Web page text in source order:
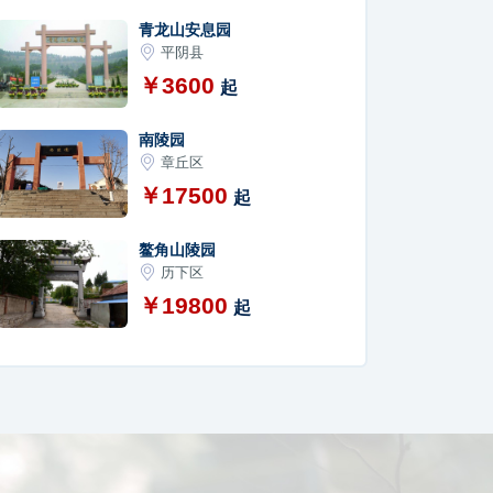
青龙山安息园
平阴县
￥3600 起
南陵园
章丘区
￥17500 起
鳌角山陵园
历下区
￥19800 起